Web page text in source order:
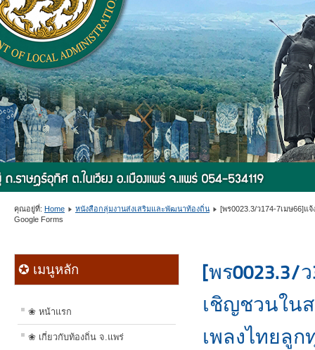
คุณอยู่ที่: Home หนังสือกลุ่มงานส่งเสริมและพัฒนาท้องถิ่น
[พร0023.3/ว174-7เมษ66]
Google Forms
✪ เมนูหลัก
❀ หน้าแรก
❀ เกี่ยวกับท้องถิ่น จ.แพร่
[พร0023.3/
เชิญชวนใน
เพลงไทยลูก